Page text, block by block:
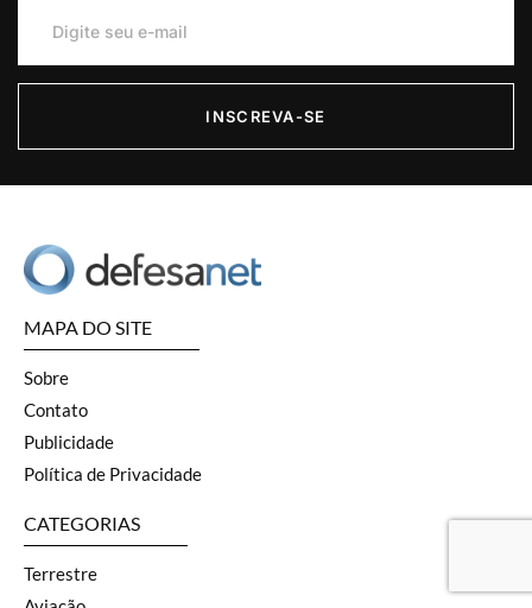
INSCREVA-SE
MAPA DO SITE
Sobre
Contato
Publicidade
Política de Privacidade
CATEGORIAS
Terrestre